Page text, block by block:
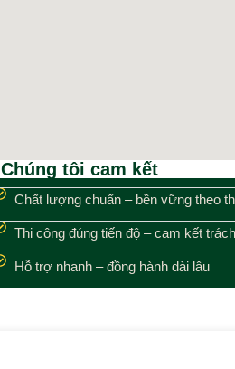
Chúng tôi cam kết
Chất lượng chuẩn – bền vững theo
Thi công đúng tiến độ – cam kết
Hỗ trợ nhanh – đồng hành dài lâu